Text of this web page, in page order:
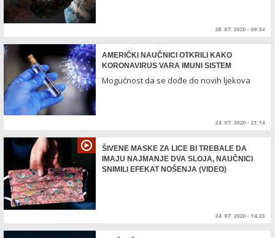
28. 07. 2020 - 09:34
AMERIČKI NAUČNICI OTKRILI KAKO
KORONAVIRUS VARA IMUNI SISTEM
Mogućnost da se dođe do novih ljekova
24. 07. 2020 - 21:14
ŠIVENE MASKE ZA LICE BI TREBALE DA
IMAJU NAJMANJE DVA SLOJA, NAUČNICI
SNIMILI EFEKAT NOŠENJA (VIDEO)
24. 07. 2020 - 14:23